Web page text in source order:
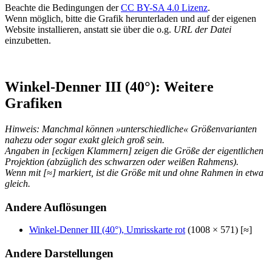
Beachte die Bedingungen derCC BY-SA 4.0 Lizenz.
Wenn möglich, bitte die Grafik herunterladen und auf der eigenen
Website installieren, anstatt sie über die o.g. URL der Datei
einzubetten.
Winkel-Denner III (40°): Weitere
Grafiken
Hinweis: Manchmal können »unterschiedliche« Größenvarianten
nahezu oder sogar exakt gleich groß sein.
Angaben in [eckigen Klammern] zeigen die Größe der eigentlichen
Projektion (abzüglich des schwarzen oder weißen Rahmens).
Wenn mit [≈] markiert, ist die Größe mit und ohne Rahmen in etwa
gleich.
Andere Auflösungen
Winkel-Denner III (40°), Umrisskarte rot (1008 × 571) [≈]
Andere Darstellungen